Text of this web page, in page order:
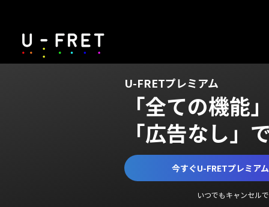
U-FRETプレミアム
「全ての機能
「広告なし」
今すぐU-FRETプレミア
いつでもキャンセル